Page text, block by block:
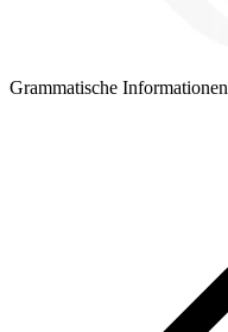
Grammatische Informationen